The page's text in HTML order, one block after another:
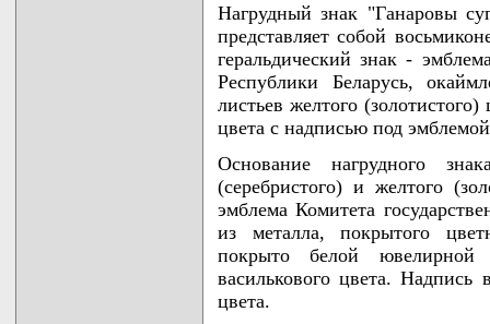
Нагрудный знак "Ганаровы
представляет собой
геральдический знак -
Республики Беларусь,
листьев желтого
цвета с надписью под
Основание нагрудного
(серебристого) и желтого
эмблема Комитета
из металла, покрытого
покрыто белой
василькового цвета. Надпись
цвета.